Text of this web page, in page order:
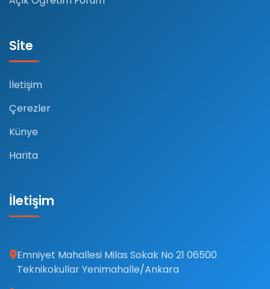
Site
İletişim
Çerezler
Künye
Harita
İletişim
Emniyet Mahallesi Milas Sokak No 21 06500
Teknikokullar Yenimahalle/Ankara